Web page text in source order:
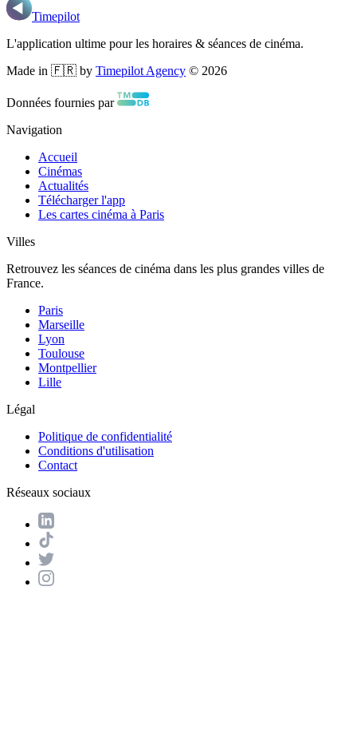
Timepilot
L'application ultime pour les horaires & séances de cinéma.
Made in 🇫🇷 by Timepilot Agency © 2026
Données fournies par
Navigation
Accueil
Cinémas
Actualités
Télécharger l'app
Les cartes cinéma à Paris
Villes
Retrouvez les séances de cinéma dans les plus grandes villes de
France.
Paris
Marseille
Lyon
Toulouse
Montpellier
Lille
Légal
Politique de confidentialité
Conditions d'utilisation
Contact
Réseaux sociaux